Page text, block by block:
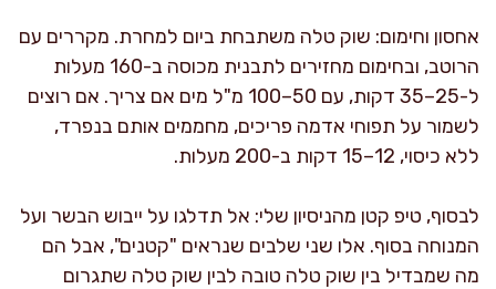
אחסון וחימום: שוק טלה משתבחת ביום למחרת. מקררים עם
הרוטב, ובחימום מחזירים לתבנית מכוסה ב-160 מעלות
ל-25–35 דקות, עם 50–100 מ"ל מים אם צריך. אם רוצים
לשמור על תפוחי אדמה פריכים, מחממים אותם בנפרד,
ללא כיסוי, 12–15 דקות ב-200 מעלות.
לבסוף, טיפ קטן מהניסיון שלי: אל תדלגו על ייבוש הבשר ועל
המנוחה בסוף. אלו שני שלבים שנראים "קטנים", אבל הם
מה שמבדיל בין שוק טלה טובה לבין שוק טלה שתגרום